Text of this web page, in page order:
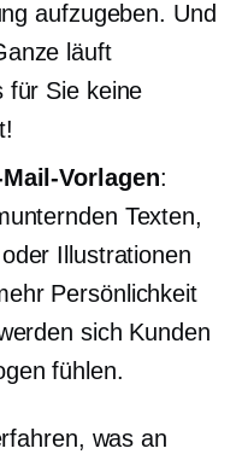
aufzugeben. Und
läuft
für Sie keine
Vorlagen:
Texten,
Illustrationen
Persönlichkeit
sich Kunden
fühlen.
was an